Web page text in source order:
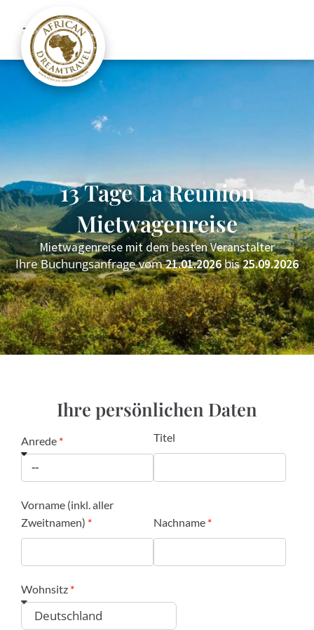
13 Tage La Reunion
Mietwagenreise
Mietwagenreise mit dem besten Veranstalter
Ihre Buchungsanfrage vom21.01.2026bis25.09.2026
Ihre persönlichen Daten
Anrede Titel
Vorname (inkl. aller
Zweitnamen)
Nachname
Wohnsitz